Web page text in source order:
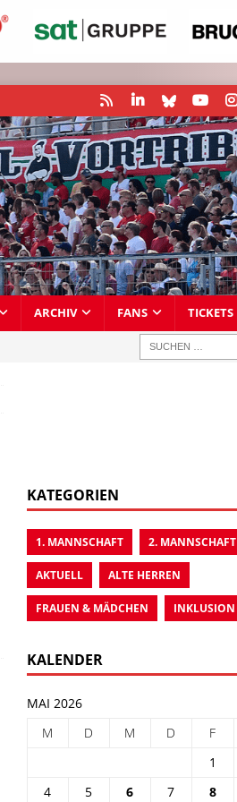
ARCHIV FANS TICKETS
KATEGORIEN
1. MANNSCHAFT 2. MANNSCHAFT
AKTUELL ALTE HERREN
FRAUEN & MÄDCHEN INKLUSION
KALENDER
MAI 2026
M
D M D F
1
4
5 6 7 8